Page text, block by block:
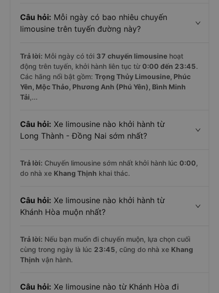
Câu hỏi: Mỗi ngày có bao nhiêu chuyến
limousine trên tuyến đường này?
Trả lời: Mỗi ngày có tới 37 chuyến limousine hoạt
động trên tuyến, khởi hành liên tục từ0:00 đến 23:45.
Các hãng nổi bật gồm: Trọng Thủy Limousine, Phúc
Yên, Mộc Thảo, Phương Anh (Phú Yên), Bình Minh
Tải,...
Câu hỏi: Xe limousine nào khởi hành từ
Long Thành - Đồng Nai sớm nhất?
Trả lời: Chuyến limousine sớm nhất khởi hành lúc 0:00,
do nhà xe Khang Thịnh khai thác.
Câu hỏi: Xe limousine nào khởi hành từ
Khánh Hòa muộn nhất?
Trả lời: Nếu bạn muốn đi chuyến muộn, lựa chọn cuối
cùng trong ngày là lúc 23:45, cũng do nhà xe Khang
Thịnh vận hành.
Câu hỏi: Xe limousine nào từ Khánh Hòa đi